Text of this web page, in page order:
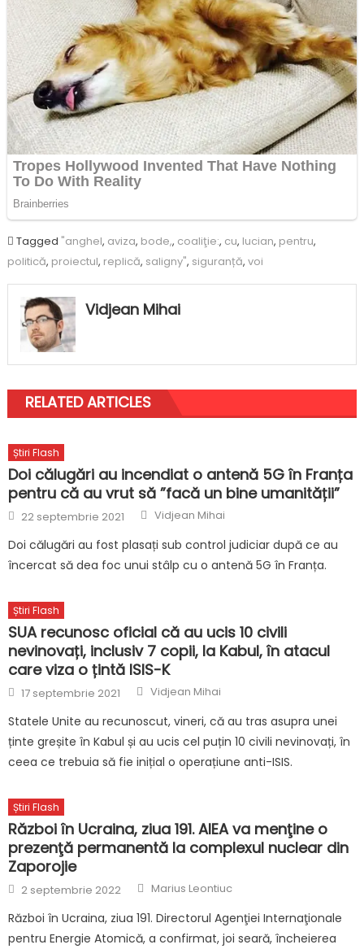
Tagged "anghel, aviza, bode,, coaliţie:, cu, lucian, pentru,
politică, proiectul, replică, saligny", siguranță, voi
Vidjean Mihai
RELATED ARTICLES
Știri Flash
Doi călugări au incendiat o antenă 5G în Franța
pentru că au vrut să ”facă un bine umanității”
Posted
on
22 septembrie 2021 Author
Vidjean Mihai
Doi călugări au fost plasați sub control judiciar după ce au
încercat să dea foc unui stâlp cu o antenă 5G în Franța.
Știri Flash
SUA recunosc oficial că au ucis 10 civili
nevinovați, inclusiv 7 copii, la Kabul, în atacul
care viza o țintă ISIS-K
Posted
on
17 septembrie 2021 Author
Vidjean Mihai
Statele Unite au recunoscut, vineri, că au tras asupra unei
ținte greșite în Kabul și au ucis cel puțin 10 civili nevinovați, în
ceea ce trebuia să fie inițial o operațiune anti-ISIS.
Știri Flash
Război în Ucraina, ziua 191. AIEA va menţine o
prezenţă permanentă la complexul nuclear din
Zaporojie
Posted
on
2 septembrie 2022 Author
Marius Leontiuc
Război în Ucraina, ziua 191. Directorul Agenţiei Internaţionale
pentru Energie Atomică, a confirmat, joi seară, încheierea